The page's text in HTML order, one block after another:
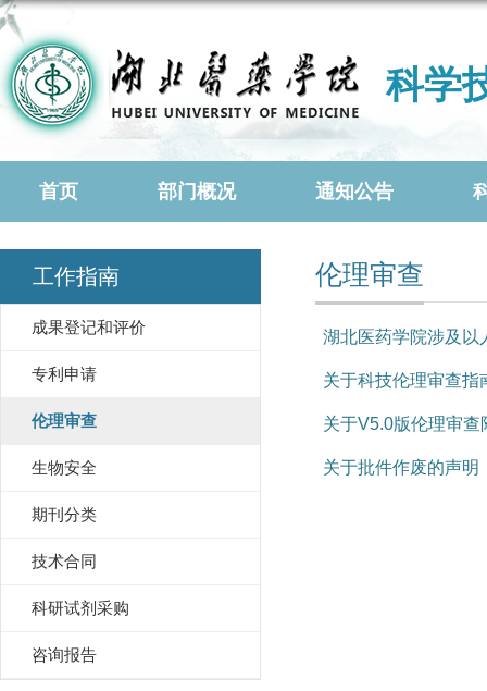
科学
首页 部门概况 通知公告
工作指南
成果登记和评价
专利申请
伦理审查
生物安全
期刊分类
技术合同
科研试剂采购
咨询报告
伦理审查
湖北医药学院涉及以
关于科技伦理审查指
关于V5.0版伦理审
关于批件作废的声明